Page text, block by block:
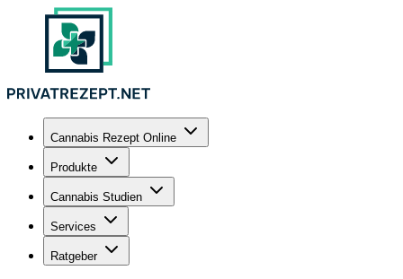
Cannabis Rezept Online
Produkte
Cannabis Studien
Services
Ratgeber